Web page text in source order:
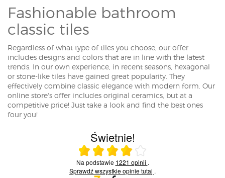
Fashionable bathroom
classic tiles
Regardless of what type of tiles you choose, our offer
includes designs and colors that are in line with the latest
trends. In our own experience, in recent seasons, hexagonal
or stone-like tiles have gained great popularity. They
effectively combine classic elegance with modern form. Our
online store's offer includes original ceramics, but at a
competitive price! Just take a look and find the best ones
four you!
Świetnie!
Ocena średnia 4 na 5
Na podstawie 1221 opinii .
Sprawdź wszystkie opinietutaj .